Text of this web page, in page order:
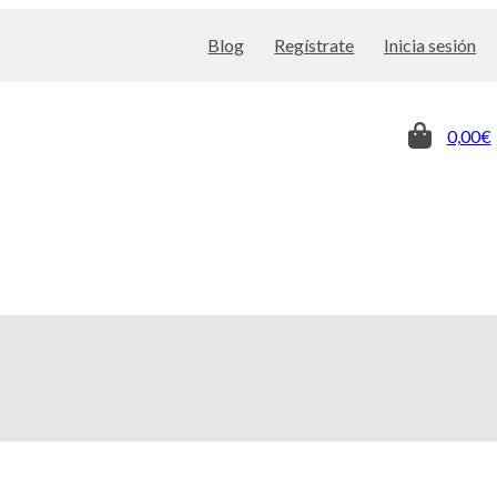
Blog Regístrate Inicia sesión
0,00€